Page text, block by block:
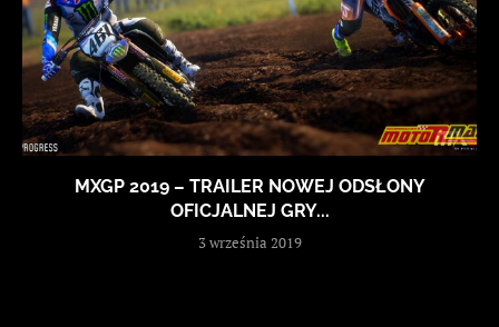
MXGP 2019 – TRAILER NOWEJ ODSŁONY
OFICJALNEJ GRY...
3 września 2019